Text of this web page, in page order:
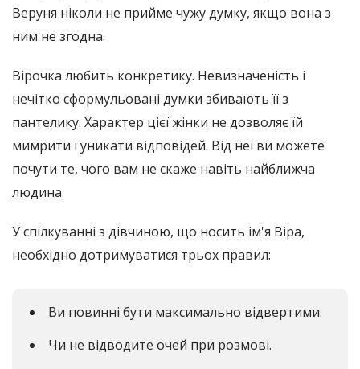
Веруня ніколи не прийме чужу думку, якщо вона з
ним не згодна.
Вірочка любить конкретику. Невизначеність і
нечітко сформульовані думки збивають її з
пантелику. Характер цієї жінки не дозволяє їй
мимрити і уникати відповідей. Від неї ви можете
почути те, чого вам не скаже навіть найближча
людина.
У спілкуванні з дівчиною, що носить ім'я Віра,
необхідно дотримуватися трьох правил:
Ви повинні бути максимально відвертими.
Чи не відводите очей при розмові.